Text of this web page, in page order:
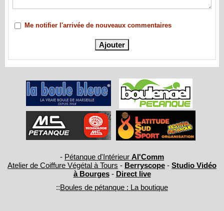
Me notifier l'arrivée de nouveaux commentaires
- Pétanque d'Intérieur Al'Comm
Atelier de Coiffure Végétal à Tours - Berryscope - Studio Vidéo
à Bourges- Direct live
::Boules de pétanque : La boutique